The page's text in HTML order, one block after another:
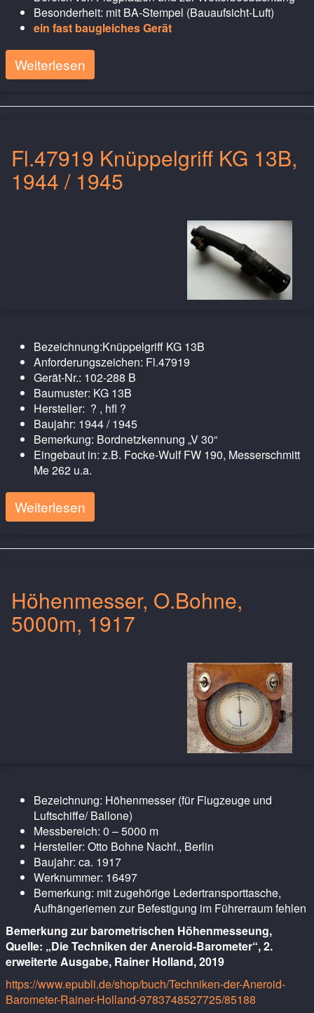
Besonderheit: mit BA-Stempel (Bauaufsicht-Luft)
ein fast baugleiches Gerät
Weiterlesen
Fl.47919 Knüppelgriff KG 13B,
1944 / 1945
Bezeichnung:Knüppelgriff KG 13B
Anforderungszeichen: Fl.47919
Gerät-Nr.: 102-288 B
Baumuster: KG 13B
Hersteller: ? , hfl ?
Baujahr: 1944 / 1945
Bemerkung: Bordnetzkennung „V 30“
Eingebaut in: z.B. Focke-Wulf FW 190, Messerschmitt
Me 262 u.a.
Weiterlesen
Höhenmesser, O.Bohne,
5000m, 1917
Bezeichnung: Höhenmesser (für Flugzeuge und
Luftschiffe/ Ballone)
Messbereich: 0 – 5000 m
Hersteller: Otto Bohne Nachf., Berlin
Baujahr: ca. 1917
Werknummer: 16497
Bemerkung: mit zugehörige Ledertransporttasche,
Aufhängeriemen zur Befestigung im Führerraum fehlen
Bemerkung zur barometrischen Höhenmesseung,
Quelle: „Die Techniken der Aneroid-Barometer“, 2.
erweiterte Ausgabe, Rainer Holland, 2019
https://www.epubli.de/shop/buch/Techniken-der-Aneroid-
Barometer-Rainer-Holland-9783748527725/85188